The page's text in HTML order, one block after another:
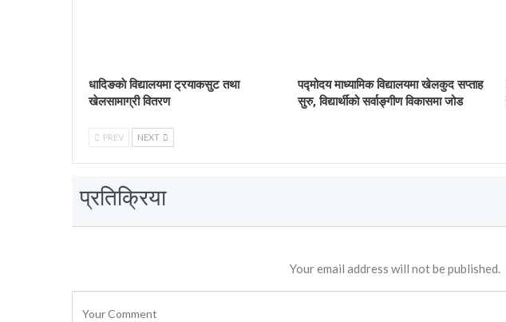
धादिङकाे विद्यालयमा ट्रयाकसुट तथा
खेलसामाग्री वितरण
पद्मोदय माध्यामिक विद्यालयमा खेलकुद सप्ताह
सुरु, विद्यार्थीको सर्वाङ्गीण विकासमा जोड
PREV NEXT
प्रतिक्रिया
Your email address will not be published.